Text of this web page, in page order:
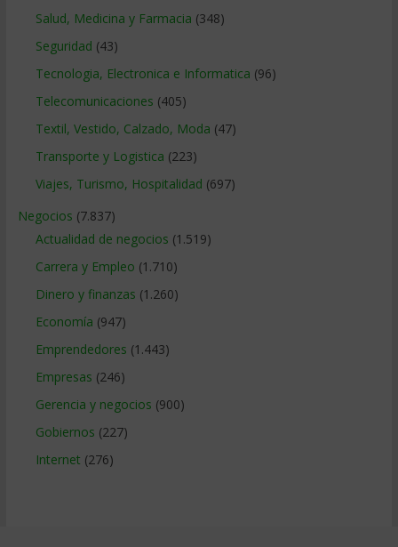
Salud, Medicina y Farmacia (348)
Seguridad (43)
Tecnologia, Electronica e Informatica (96)
Telecomunicaciones (405)
Textil, Vestido, Calzado, Moda (47)
Transporte y Logistica (223)
Viajes, Turismo, Hospitalidad (697)
Negocios (7.837)
Actualidad de negocios (1.519)
Carrera y Empleo (1.710)
Dinero y finanzas (1.260)
Economía (947)
Emprendedores (1.443)
Empresas (246)
Gerencia y negocios (900)
Gobiernos (227)
Internet (276)